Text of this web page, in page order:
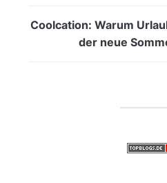
Coolcation: Warum
der neue